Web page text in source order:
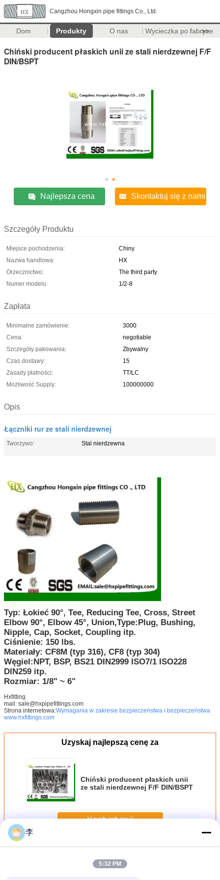
Cangzhou Hongxin pipe fittings Co., Ltd.
Dom Produkty O nas Wycieczka po fabryce
>>
Chiński producent płaskich unii ze stali nierdzewnej F/F
DIN/BSPT
Najlepsza cena Skontaktuj się z nami
Szczegóły Produktu
Miejsce pochodzenia:
Chiny
Nazwa handlowa:
HX
Orzecznictwo:
The third party
Numer modelu:
1/2-8
Zapłata
Minimalne zamówienie:
3000
Cena:
negotiable
Szczegóły pakowania:
Zbywalny
Czas dostawy:
15
Zasady płatności:
TT/LC
Możliwość Supply:
100000000
Opis
Łączniki rur ze stali nierdzewnej
Tworzywo: Stal nierdzewna
Typ: Łokieć 90°, Tee, Reducing Tee, Cross, Street
Elbow 90°, Elbow 45°, Union,Type:Plug, Bushing,
Nipple, Cap, Socket, Coupling itp.
Ciśnienie: 150 lbs.
Materiały: CF8M (typ 316), CF8 (typ 304)
Węgiel:NPT, BSP, BS21 DIN2999 ISO7/1 ISO228
DIN259 itp.
Rozmiar: 1/8" ~ 6"
Hxfitting
mail: sale@hxpipefittings.com
Strona internetowa:Wymagania w zakresie bezpieczeństwa i bezpieczeństwa
www.hxfittings.com
Uzyskaj najlepszą cenę za
Chiński producent płaskich unii
ze stali nierdzewnej F/F DIN/BSPT
Kontyntynuj
JeszczeŁączniki rur ze stali nierdzewnej
李
5:32 PM